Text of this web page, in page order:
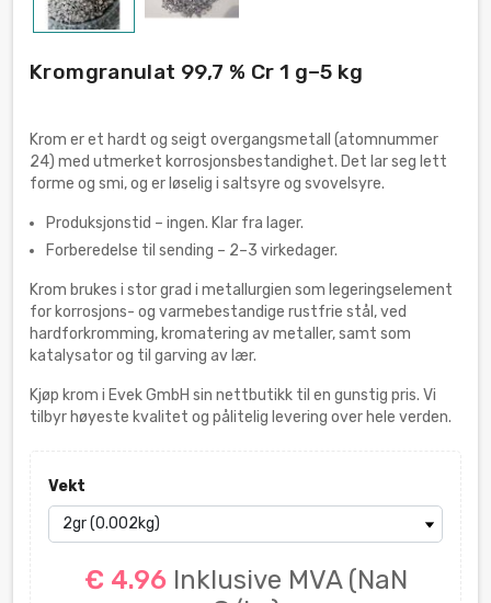
Kromgranulat 99,7 % Cr 1 g–5 kg
Krom er et hardt og seigt overgangsmetall (atomnummer
24) med utmerket korrosjonsbestandighet. Det lar seg lett
forme og smi, og er løselig i saltsyre og svovelsyre.
Produksjonstid – ingen. Klar fra lager.
Forberedelse til sending – 2–3 virkedager.
Krom brukes i stor grad i metallurgien som legeringselement
for korrosjons- og varmebestandige rustfrie stål, ved
hardforkromming, kromatering av metaller, samt som
katalysator og til garving av lær.
Kjøp krom i Evek GmbH sin nettbutikk til en gunstig pris. Vi
tilbyr høyeste kvalitet og pålitelig levering over hele verden.
Vekt
€ 4.96 Inklusive MVA (NaN